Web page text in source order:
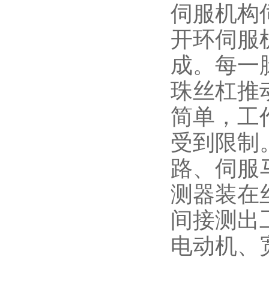
伺服机构
开环伺服
成。每一
珠丝杠推
简单，工
受到限制
路、伺服
测器装在
间接测出
电动机、